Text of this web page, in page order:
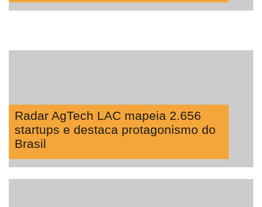
Radar AgTech LAC mapeia 2.656
startups e destaca protagonismo do
Brasil